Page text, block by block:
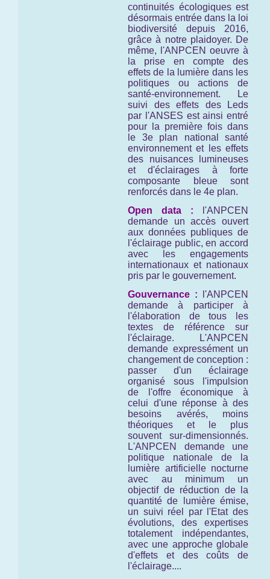
continuités écologiques est
désormais entrée dans la loi
biodiversité depuis 2016,
grâce à notre plaidoyer. De
même, l'ANPCEN oeuvre à
la prise en compte des
effets de la lumière dans les
politiques ou actions de
santé-environnement. Le
suivi des effets des Leds
par l'ANSES est ainsi entré
pour la première fois dans
le 3e plan national santé
environnement et les effets
des nuisances lumineuses
et d'éclairages à forte
composante bleue sont
renforcés dans le 4e plan.
Open data : l'ANPCEN
demande un accès ouvert
aux données publiques de
l'éclairage public, en accord
avec les engagements
internationaux et nationaux
pris par le gouvernement.
Gouvernance :
l'ANPCEN
demande à participer à
l'élaboration de tous les
textes de référence sur
l'éclairage. L'ANPCEN
demande expressément un
changement de conception :
passer d'un éclairage
organisé sous l'impulsion
de l'offre économique à
celui d'une réponse à des
besoins avérés, moins
théoriques et le plus
souvent sur-dimensionnés.
L'ANPCEN demande une
politique nationale de la
lumière artificielle nocturne
avec au minimum un
objectif de réduction de la
quantité de lumière émise,
un suivi réel par l'Etat des
évolutions, des expertises
totalement indépendantes,
avec une approche globale
d'effets et des coûts de
l'éclairage....